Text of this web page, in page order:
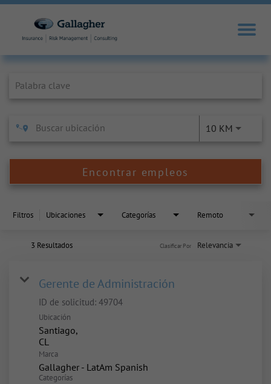
10 KM
Encontrar empleos
Filtros Ubicaciones Categorías Remoto
3 Resultados Relevancia
Clasificar Por
Gerente de Administración
ID de solicitud: 49704
Ubicación
Santiago,
Marca
Gallagher - LatAm Spanish
Categorías